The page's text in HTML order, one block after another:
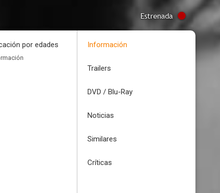
Estrenada
por edades Información
Trailers
DVD / Blu-Ray
Noticias
Similares
Críticas